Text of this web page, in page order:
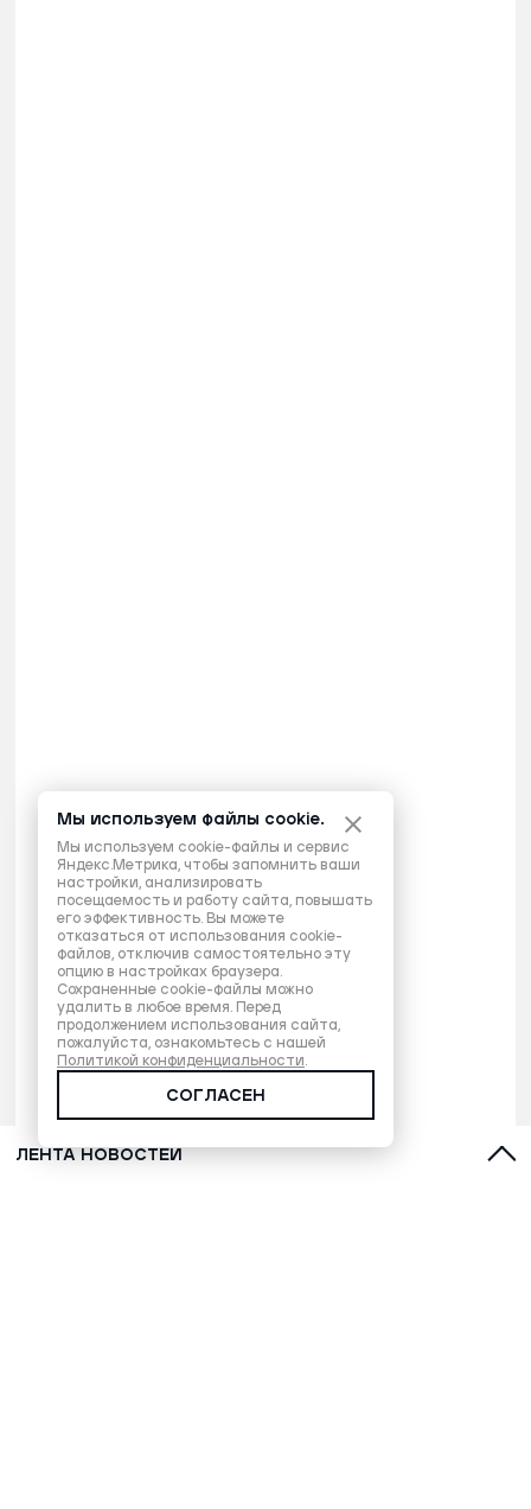
ЛЕНТА НОВОСТЕЙ
Мы используем файлы cookie.
Мы используем cookie-файлы и сервис
Яндекс.Метрика, чтобы запомнить ваши
настройки, анализировать
посещаемость и работу сайта, повышать
его эффективность. Вы можете
отказаться от использования cookie-
файлов, отключив самостоятельно эту
опцию в настройках браузера.
Сохраненные cookie-файлы можно
удалить в любое время. Перед
продолжением использования сайта,
пожалуйста, ознакомьтесь с нашей
Политикой конфиденциальности.
СОГЛАСЕН